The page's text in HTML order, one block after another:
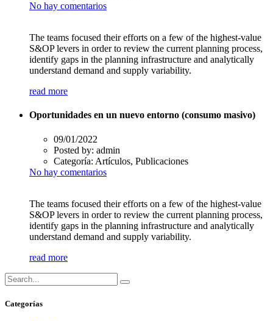
No hay comentarios
The teams focused their efforts on a few of the highest-value
S&OP levers in order to review the current planning process,
identify gaps in the planning infrastructure and analytically
understand demand and supply variability.
read more
Oportunidades en un nuevo entorno (consumo masivo)
09/01/2022
Posted by: admin
Categoría: Artículos, Publicaciones
No hay comentarios
The teams focused their efforts on a few of the highest-value
S&OP levers in order to review the current planning process,
identify gaps in the planning infrastructure and analytically
understand demand and supply variability.
read more
Categorías